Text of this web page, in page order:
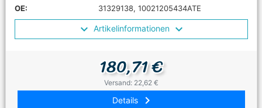
OE:
31329138, 10021205434ATE
Artikelinformationen
180,71 €
Versand: 22,62 €
Details keyboard_arrow_right